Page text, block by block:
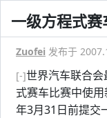
一级方程式
Zuofei 发布于
[-]世界汽车联合
式赛车比赛中使
年3月31日前提交